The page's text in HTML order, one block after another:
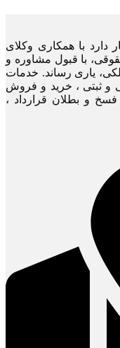
با همکاری وکلای
با قبول مشاوره و
یاری رساند. خدمات
و ثبتی ، خرید و فروش
و بطلان قرارداد ،